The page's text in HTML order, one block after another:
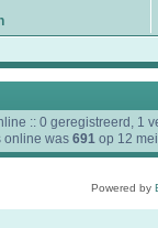
:: 0 geregistreerd, 1
online was 691 op 12
Powered by